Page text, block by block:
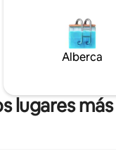
entusiastas
de la historia
escapada
de
Alberca
lugares